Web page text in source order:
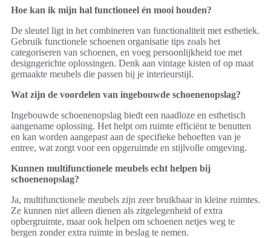
Hoe kan ik mijn hal functioneel én mooi houden?
De sleutel ligt in het combineren van functionaliteit met esthetiek.
Gebruik functionele schoenen organisatie tips zoals het
categoriseren van schoenen, en voeg persoonlijkheid toe met
designgerichte oplossingen. Denk aan vintage kisten of op maat
gemaakte meubels die passen bij je interieurstijl.
Wat zijn de voordelen van ingebouwde schoenenopslag?
Ingebouwde schoenenopslag biedt een naadloze en esthetisch
aangename oplossing. Het helpt om ruimte efficiënt te benutten
en kan worden aangepast aan de specifieke behoeften van je
entree, wat zorgt voor een opgeruimde en stijlvolle omgeving.
Kunnen multifunctionele meubels echt helpen bij
schoenenopslag?
Ja, multifunctionele meubels zijn zeer bruikbaar in kleine ruimtes.
Ze kunnen niet alleen dienen als zitgelegenheid of extra
opbergruimte, maar ook helpen om schoenen netjes weg te
bergen zonder extra ruimte in beslag te nemen.